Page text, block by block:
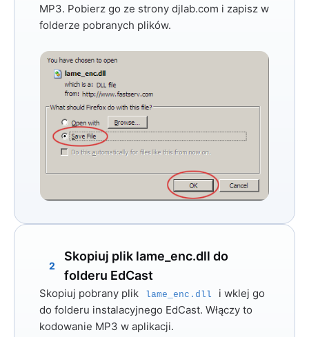
MP3. Pobierz go ze strony djlab.com i zapisz w
folderze pobranych plików.
2
Skopiuj plik lame_enc.dll do
folderu EdCast
Skopiuj pobrany plik lame_enc.dll
i wklej go
do folderu instalacyjnego EdCast. Włączy to
kodowanie MP3 w aplikacji.